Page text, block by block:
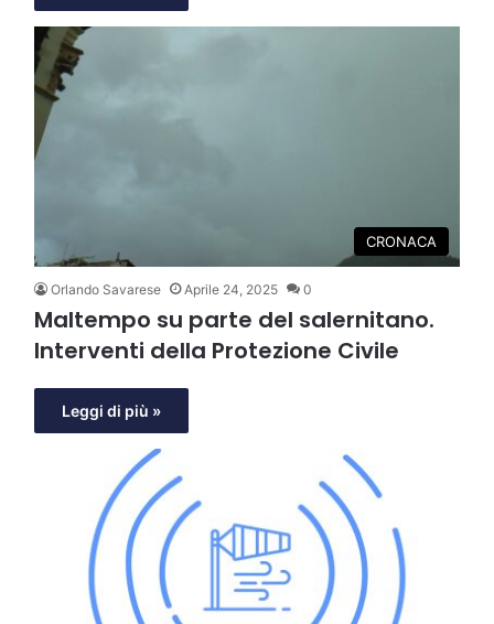
CRONACA
Orlando Savarese Aprile 24, 2025 0
Maltempo su parte del salernitano.
Interventi della Protezione Civile
Leggi di più »